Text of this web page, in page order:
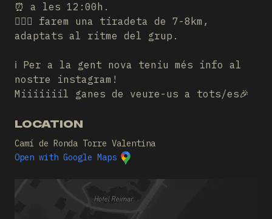
⏰ a les 12:00h.
🏃🏼‍♀️ farem una tiradeta de 7-8km,
adaptats al ritme del grup.
ℹ️ Per a la gent nova teniu més info al
nostre instagram!
Miiiiiiil ganes de veure-us a tots/es🎉
LOCATION
Camí de Ronda Torre Valentina
Open with Google Maps